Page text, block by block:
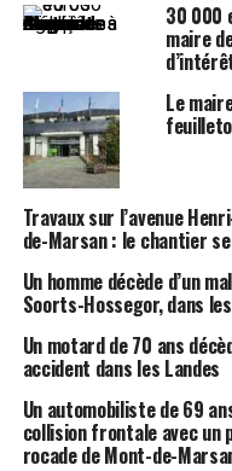
30 000
maire
Le
Travaux sur l’avenue
de-Marsan : le chantier
Un homme décède d’un
Soorts-Hossegor, dans
Un motard de 70 ans
accident dans les Landes
Un automobiliste de 69
collision frontale avec un
rocade de Mont-de-